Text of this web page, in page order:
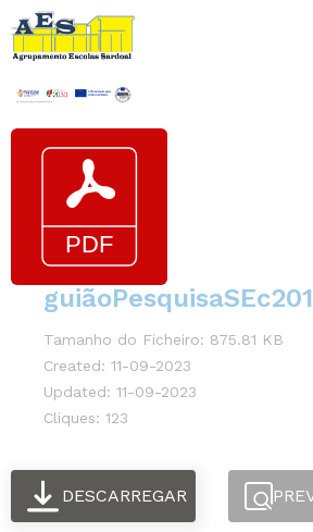
Tamanho do Ficheiro: 875.81 KB
Created: 11-09-2023
Updated: 11-09-2023
Cliques: 123
DESCARREGAR